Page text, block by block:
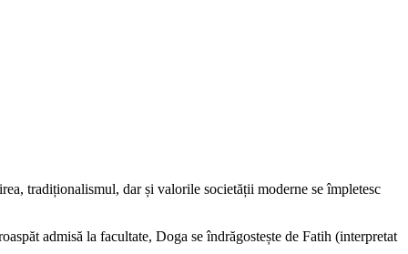
tradiționalismul, dar și valorile societății moderne se împletesc
admisă la facultate, Doga se îndrăgostește de Fatih (interpretat